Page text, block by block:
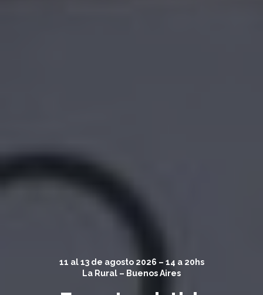
11 al 13 de agosto 2026 – 14 a 20hs
La Rural – Buenos Aires